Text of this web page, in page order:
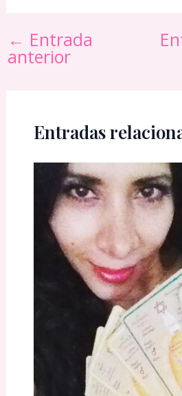
← Entrada
anterior
Entradas